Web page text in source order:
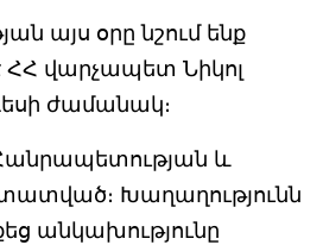
այս օրը նշում ենք
ՀՀ վարչապետ Նիկոլ
ժամանակ։
և
Խաղաղությունն
անկախությունը